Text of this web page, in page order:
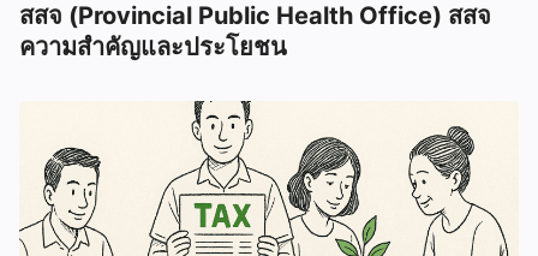
สสจ (Provincial Public Health Office) สสจ
ความสำคัญและประโยชน